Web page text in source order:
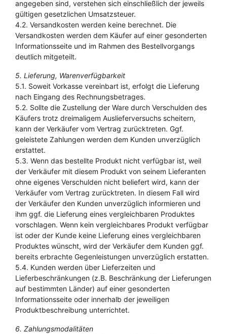
angegeben sind, verstehen sich einschließlich der jeweils
gültigen gesetzlichen Umsatzsteuer.
4.2. Versandkosten werden keine berechnet. Die
Versandkosten werden dem Käufer auf einer gesonderten
Informationsseite und im Rahmen des Bestellvorgangs
deutlich mitgeteilt.
5. Lieferung, Warenverfügbarkeit
5.1. Soweit Vorkasse vereinbart ist, erfolgt die Lieferung
nach Eingang des Rechnungsbetrages.
5.2. Sollte die Zustellung der Ware durch Verschulden des
Käufers trotz dreimaligem Auslieferversuchs scheitern,
kann der Verkäufer vom Vertrag zurücktreten. Ggf.
geleistete Zahlungen werden dem Kunden unverzüglich
erstattet.
5.3. Wenn das bestellte Produkt nicht verfügbar ist, weil
der Verkäufer mit diesem Produkt von seinem Lieferanten
ohne eigenes Verschulden nicht beliefert wird, kann der
Verkäufer vom Vertrag zurücktreten. In diesem Fall wird
der Verkäufer den Kunden unverzüglich informieren und
ihm ggf. die Lieferung eines vergleichbaren Produktes
vorschlagen. Wenn kein vergleichbares Produkt verfügbar
ist oder der Kunde keine Lieferung eines vergleichbaren
Produktes wünscht, wird der Verkäufer dem Kunden ggf.
bereits erbrachte Gegenleistungen unverzüglich erstatten.
5.4. Kunden werden über Lieferzeiten und
Lieferbeschränkungen (z.B. Beschränkung der Lieferungen
auf bestimmten Länder) auf einer gesonderten
Informationsseite oder innerhalb der jeweiligen
Produktbeschreibung unterrichtet.
6. Zahlungsmodalitäten